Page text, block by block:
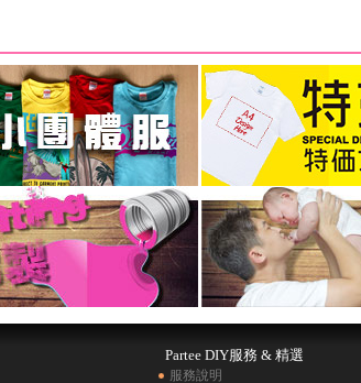
Partee DIY服務 & 精選
服務說明